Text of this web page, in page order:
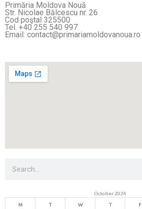
Primăria Moldova Nouă
Str. Nicolae Bălcescu nr. 26
Cod poştal 325500
Tel. +40 255 540 997
Email: contact@primariamoldovanoua.ro
October 2024
M T W T F